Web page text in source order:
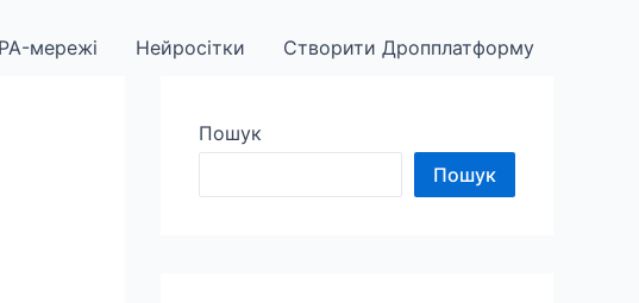
мережі Нейросітки Створити Дропплатформу
Пошук
Пошук